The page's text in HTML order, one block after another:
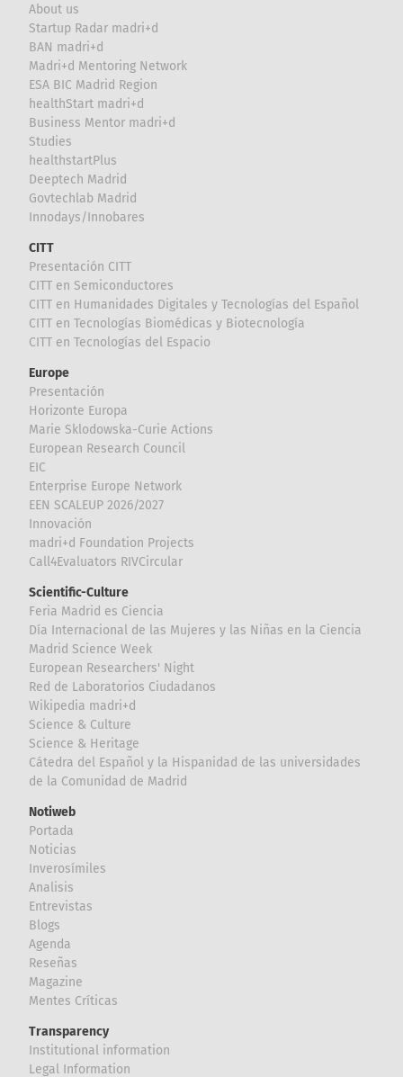
About us
Startup Radar madri+d
BAN madri+d
Madri+d Mentoring Network
ESA BIC Madrid Region
healthStart madri+d
Business Mentor madri+d
Studies
healthstartPlus
Deeptech Madrid
Govtechlab Madrid
Innodays/Innobares
CITT
Presentación CITT
CITT en Semiconductores
CITT en Humanidades Digitales y Tecnologías del Español
CITT en Tecnologías Biomédicas y Biotecnología
CITT en Tecnologías del Espacio
Europe
Presentación
Horizonte Europa
Marie Sklodowska-Curie Actions
European Research Council
EIC
Enterprise Europe Network
EEN SCALEUP 2026/2027
Innovación
madri+d Foundation Projects
Call4Evaluators RIVCircular
Scientific-Culture
Feria Madrid es Ciencia
Día Internacional de las Mujeres y las Niñas en la Ciencia
Madrid Science Week
European Researchers' Night
Red de Laboratorios Ciudadanos
Wikipedia madri+d
Science & Culture
Science & Heritage
Cátedra del Español y la Hispanidad de las universidades
de la Comunidad de Madrid
Notiweb
Portada
Noticias
Inverosímiles
Analisis
Entrevistas
Blogs
Agenda
Reseñas
Magazine
Mentes Críticas
Transparency
Institutional information
Legal Information